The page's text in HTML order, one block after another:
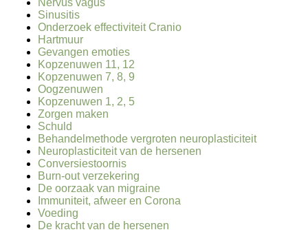
Sinusitis
Onderzoek effectiviteit Cranio
Hartmuur
Gevangen emoties
Kopzenuwen 11, 12
Kopzenuwen 7, 8, 9
Oogzenuwen
Kopzenuwen 1, 2, 5
Zorgen maken
Schuld
Behandelmethode vergroten neuroplasticiteit
Neuroplasticiteit van de hersenen
Conversiestoornis
Burn-out verzekering
De oorzaak van migraine
Immuniteit, afweer en Corona
Voeding
De kracht van de hersenen